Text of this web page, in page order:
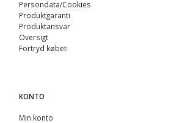
Persondata/Cookies
Produktgaranti
Produktansvar
Oversigt
Fortryd købet
KONTO
Min konto